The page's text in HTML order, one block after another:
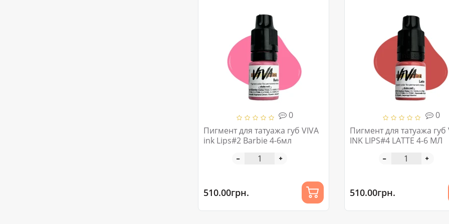
0
Пигмент для татуажа губ VIVA
ink Lips#2 Barbie 4-6мл
510.00грн.
0
Пигмент для татуажа губ
INK LIPS#4 LATTE 4-6 МЛ
510.00грн.